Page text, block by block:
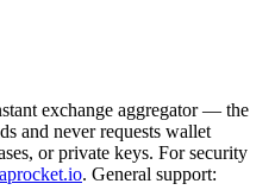
exchange aggregator — the
and never requests wallet
or private keys. For security
. General support: